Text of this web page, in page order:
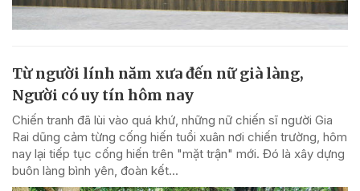
Từ người lính năm xưa đến nữ già làng,
Người có uy tín hôm nay
Chiến tranh đã lùi vào quá khứ, những nữ chiến sĩ người Gia
Rai dũng cảm từng cống hiến tuổi xuân nơi chiến trường, hôm
nay lại tiếp tục cống hiến trên "mặt trận" mới. Đó là xây dựng
buôn làng bình yên, đoàn kết...